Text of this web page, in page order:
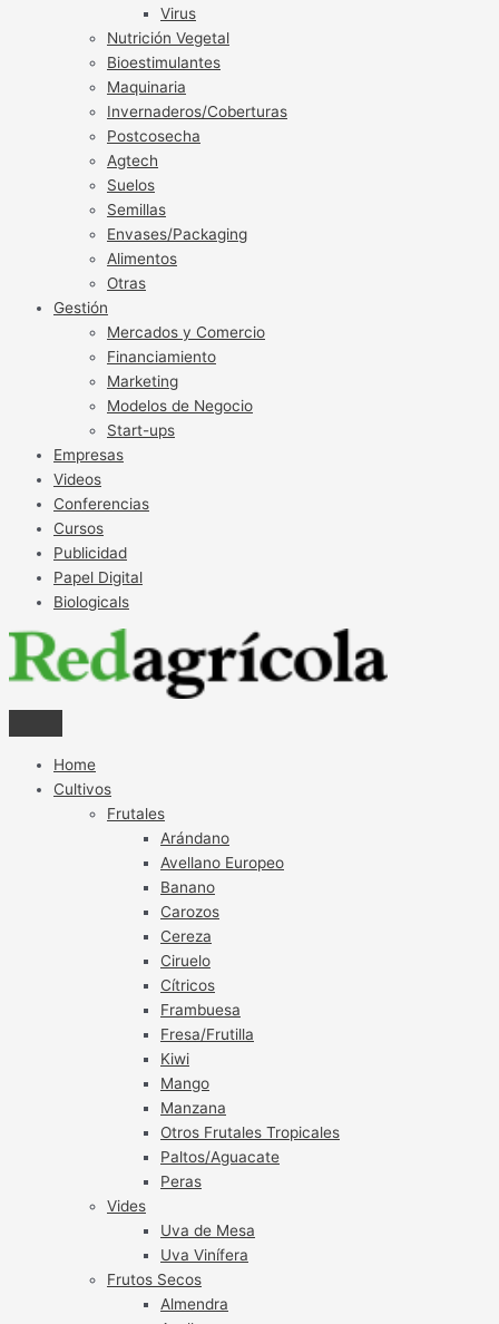
Virus
Nutrición Vegetal
Bioestimulantes
Maquinaria
Invernaderos/Coberturas
Postcosecha
Agtech
Suelos
Semillas
Envases/Packaging
Alimentos
Otras
Gestión
Mercados y Comercio
Financiamiento
Marketing
Modelos de Negocio
Start-ups
Empresas
Videos
Conferencias
Cursos
Publicidad
Papel Digital
Biologicals
Home
Cultivos
Frutales
Arándano
Avellano Europeo
Banano
Carozos
Cereza
Ciruelo
Cítricos
Frambuesa
Fresa/Frutilla
Kiwi
Mango
Manzana
Otros Frutales Tropicales
Paltos/Aguacate
Peras
Vides
Uva de Mesa
Uva Vinífera
Frutos Secos
Almendra